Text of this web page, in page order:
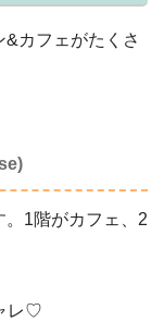
カフェがたくさ
。1階がカフェ、2
レ♡